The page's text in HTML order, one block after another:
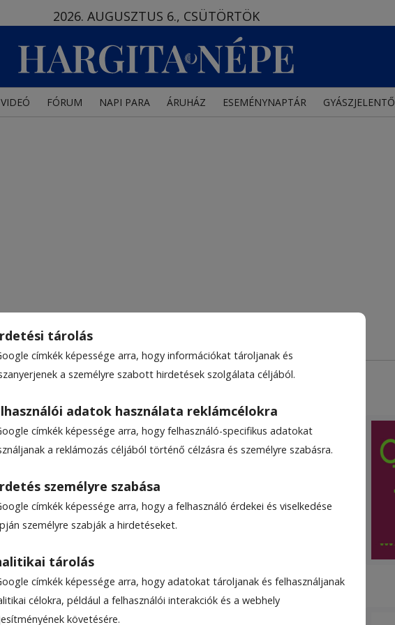
tárolás
címkék képessége arra, hogy információkat tároljanak és
a személyre szabott hirdetések szolgálata céljából.
adatok használata reklámcélokra
címkék képessége arra, hogy felhasználó-specifikus adatokat
a reklámozás céljából történő célzásra és személyre szabásra.
személyre szabása
címkék képessége arra, hogy a felhasználó érdekei és viselkedése
személyre szabják a hirdetéseket.
tárolás
címkék képessége arra, hogy adatokat tároljanak és felhasználjanak
célokra, például a felhasználói interakciók és a webhely
követésére.
2026. AUGUSZTUS 6., CSÜTÖRTÖK
VIDEÓ FÓRUM NAPI PARA ÁRUHÁZ ESEMÉNYNAPTÁR GYÁSZJELENTŐ
Felsőboldogfalván